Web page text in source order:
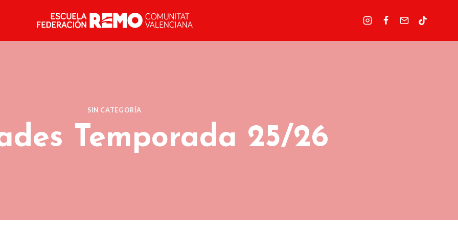
SIN CATEGORÍA
Temporada 25/26